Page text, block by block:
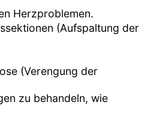
Herzproblemen.
(Aufspaltung der
(Verengung der
zu behandeln, wie